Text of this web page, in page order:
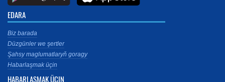
EDARA
Biz barada
Düzgünler we şertler
Şahsy maglumatlaryň goragy
Habarlaşmak üçin
HABARLAŞMAK ÜÇIN